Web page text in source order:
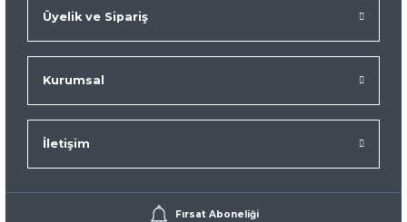
Üyelik ve Sipariş
Kurumsal
İletişim
Fırsat Aboneliği